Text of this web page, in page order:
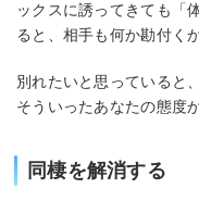
ックスに誘ってきても「
ると、相手も何か勘付くか
別れたいと思っていると
そういったあなたの態度
同棲を解消する